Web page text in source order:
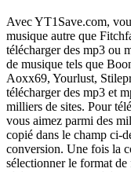
Avec YT1Save.com,
musique autre que
télécharger des mp3 ou
de musique tels que
Aoxx69, Yourlust,
télécharger des mp3 et
milliers de sites. Pour
vous aimez parmi des
copié dans le champ ci-
conversion. Une fois la
sélectionner le format